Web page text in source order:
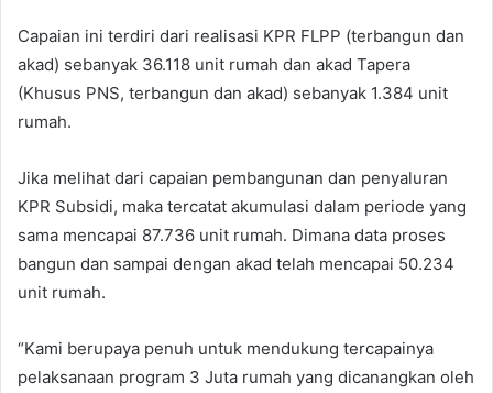
Capaian ini terdiri dari realisasi KPR FLPP (terbangun dan
akad) sebanyak 36.118 unit rumah dan akad Tapera
(Khusus PNS, terbangun dan akad) sebanyak 1.384 unit
rumah.
Jika melihat dari capaian pembangunan dan penyaluran
KPR Subsidi, maka tercatat akumulasi dalam periode yang
sama mencapai 87.736 unit rumah. Dimana data proses
bangun dan sampai dengan akad telah mencapai 50.234
unit rumah.
“Kami berupaya penuh untuk mendukung tercapainya
pelaksanaan program 3 Juta rumah yang dicanangkan oleh